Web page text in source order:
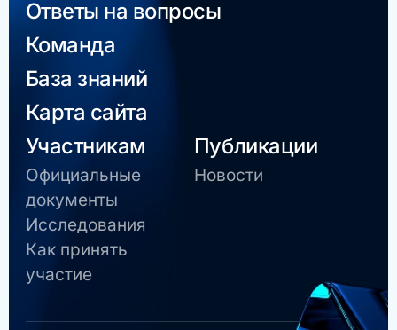
Ответы на вопросы
Команда
База знаний
Карта сайта
Участникам
Официальные
документы
Исследования
Как принять
участие
Публикации
Новости